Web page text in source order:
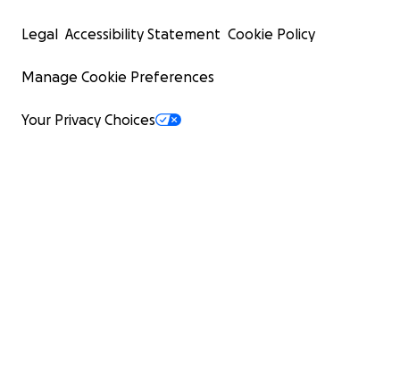
Legal Accessibility Statement Cookie Policy
Manage Cookie Preferences
Your Privacy Choices